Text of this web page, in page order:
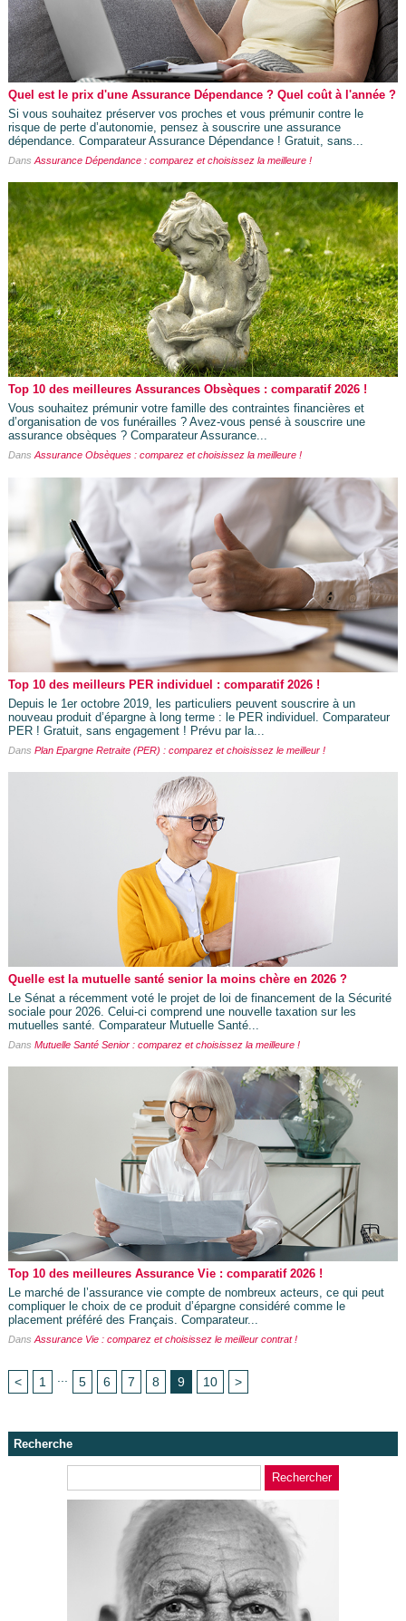
Quel est le prix d'une Assurance Dépendance ? Quel coût à l'année ?
Si vous souhaitez préserver vos proches et vous prémunir contre le
risque de perte d’autonomie, pensez à souscrire une assurance
dépendance. Comparateur Assurance Dépendance ! Gratuit, sans...
Dans Assurance Dépendance : comparez et choisissez la meilleure !
Top 10 des meilleures Assurances Obsèques : comparatif 2026 !
Vous souhaitez prémunir votre famille des contraintes financières et
d’organisation de vos funérailles ? Avez-vous pensé à souscrire une
assurance obsèques ? Comparateur Assurance...
Dans Assurance Obsèques : comparez et choisissez la meilleure !
Top 10 des meilleurs PER individuel : comparatif 2026 !
Depuis le 1er octobre 2019, les particuliers peuvent souscrire à un
nouveau produit d’épargne à long terme : le PER individuel. Comparateur
PER ! Gratuit, sans engagement ! Prévu par la...
Dans Plan Epargne Retraite (PER) : comparez et choisissez le meilleur !
Quelle est la mutuelle santé senior la moins chère en 2026 ?
Le Sénat a récemment voté le projet de loi de financement de la Sécurité
sociale pour 2026. Celui-ci comprend une nouvelle taxation sur les
mutuelles santé. Comparateur Mutuelle Santé...
Dans Mutuelle Santé Senior : comparez et choisissez la meilleure !
Top 10 des meilleures Assurance Vie : comparatif 2026 !
Le marché de l’assurance vie compte de nombreux acteurs, ce qui peut
compliquer le choix de ce produit d’épargne considéré comme le
placement préféré des Français. Comparateur...
Dans Assurance Vie : comparez et choisissez le meilleur contrat !
< 1 ... 5 6 7 8 9 10 >
Recherche